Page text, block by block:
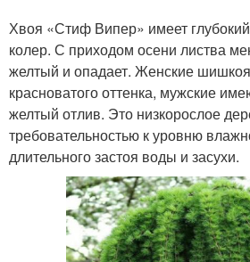
Хвоя «Стиф Випер» имеет
колер. С приходом осени листва
желтый и опадает. Женские
красноватого оттенка, мужские
желтый отлив. Это низкорослое
требовательностью к уровню
длительного застоя воды и засухи.